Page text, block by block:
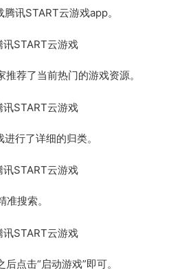
讯START云游戏app。
荐了当前热门的游戏资源。
行了详细的归类。
搜索。
点击“启动游戏”即可。